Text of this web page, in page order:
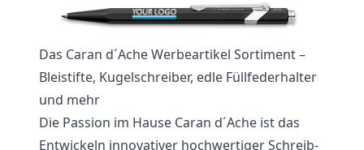
Das Caran d´Ache Werbeartikel Sortiment –
Bleistifte, Kugelschreiber, edle Füllfederhalter
und mehr
Die Passion im Hause Caran d´Ache ist das
Entwickeln innovativer hochwertiger Schreib-